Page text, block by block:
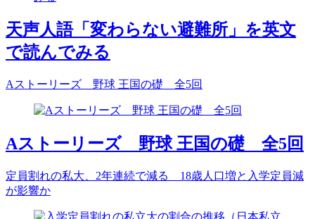
天声人語「変わらない避難所」を英文
で読んでみる
Aストーリーズ 野球 王国の礎 全5回
Aストーリーズ 野球 王国の礎 全5回
定員割れの私大、2年連続で減る 18歳人口増と入学定員減
が影響か